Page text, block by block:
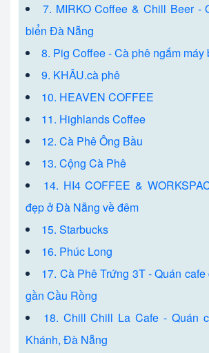
7. MIRKO Coffee & Chill Beer -
biển Đà Nẵng
8. Pig Coffee - Cà phê ngắm máy
9. KHÂU.cà phê
10. HEAVEN COFFEE
11. Highlands Coffee
12. Cà Phê Ông Bầu
13. Cộng Cà Phê
14. HI4 COFFEE &
đẹp ở Đà Nẵng về đêm
15. Starbucks
16. Phúc Long
17. Cà Phê Trứng 3T - Quán
gần Cầu Rồng
18. Chill Chill La Cafe - Quán
Khánh, Đà Nẵng